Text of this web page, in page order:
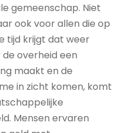
gemeenschap. Niet
ook voor allen die op
tijd krijgt dat weer
overheid een
maakt en de
in zicht komen, komt
Mensen ervaren